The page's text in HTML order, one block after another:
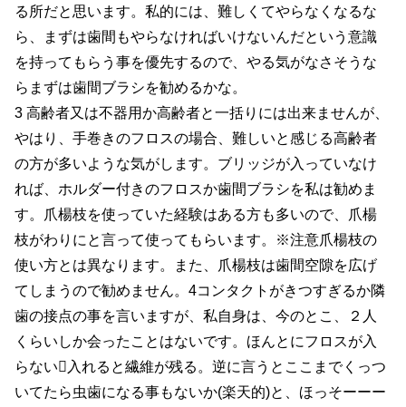
る所だと思います。私的には、難しくてやらなくなるな
ら、まずは歯間もやらなければいけないんだという意識
を持ってもらう事を優先するので、やる気がなさそうな
らまずは歯間ブラシを勧めるかな。
3 高齢者又は不器用か高齢者と一括りには出来ませんが、
やはり、手巻きのフロスの場合、難しいと感じる高齢者
の方が多いような気がします。ブリッジが入っていなけ
れば、ホルダー付きのフロスか歯間ブラシを私は勧めま
す。爪楊枝を使っていた経験はある方も多いので、爪楊
枝がわりにと言って使ってもらいます。※注意爪楊枝の
使い方とは異なります。また、爪楊枝は歯間空隙を広げ
てしまうので勧めません。4コンタクトがきつすぎるか隣
歯の接点の事を言いますが、私自身は、今のとこ、２人
くらいしか会ったことはないです。ほんとにフロスが入
らない入れると繊維が残る。逆に言うとここまでくっつ
いてたら虫歯になる事もないか(楽天的)と、ほっそーーー